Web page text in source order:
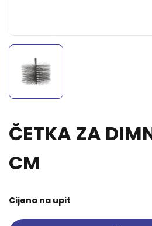
ČETKA ZA
CM
Cijena na upit